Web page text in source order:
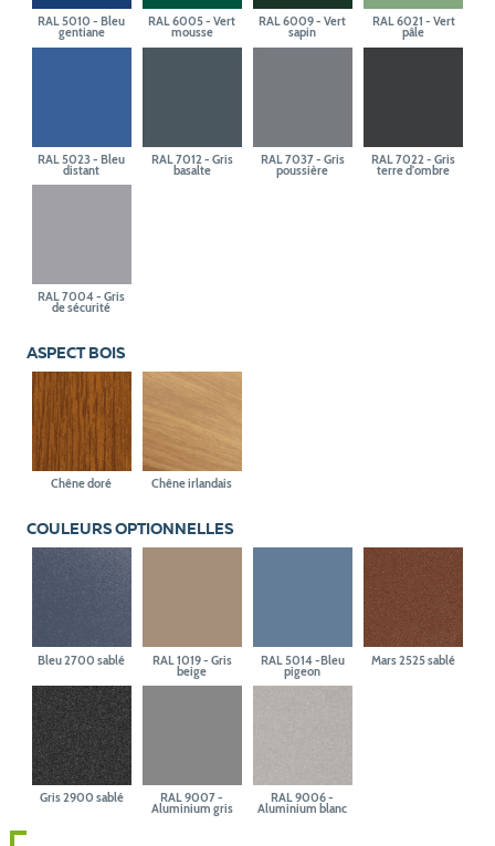
RAL 5010 - Bleu
gentiane
RAL 6005 - Vert
mousse
RAL 6009 - Vert
sapin
RAL 6021 - Vert
pâle
RAL 5023 - Bleu
distant
RAL 7012 - Gris
basalte
RAL 7037 - Gris
poussière
RAL 7022 - Gris
terre d'ombre
RAL 7004 - Gris
de sécurité
ASPECT BOIS
Chêne doré Chêne irlandais
COULEURS OPTIONNELLES
Bleu 2700 sablé RAL 1019 - Gris
beige
RAL 5014 -Bleu
pigeon
Mars 2525 sablé
Gris 2900 sablé RAL 9007 -
Aluminium gris
RAL 9006 -
Aluminium blanc